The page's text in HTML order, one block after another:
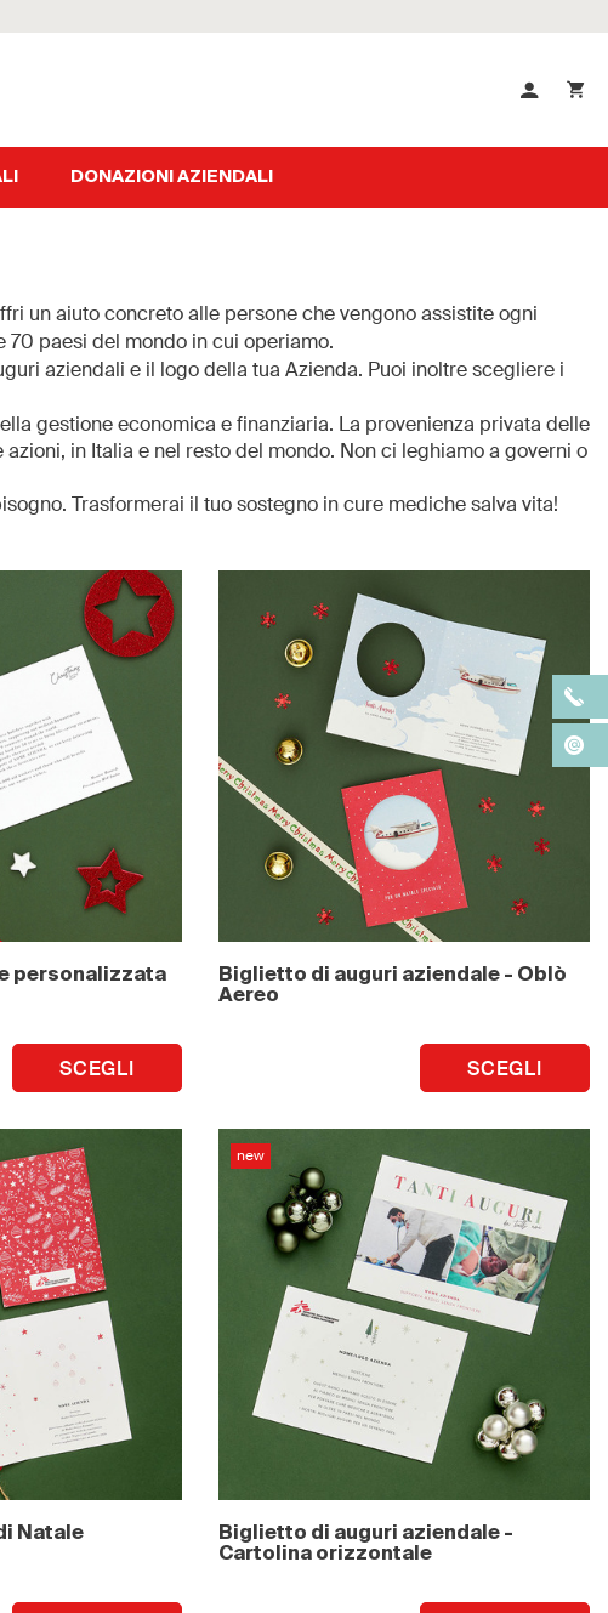
DONAZIONI AZIENDALI
un aiuto concreto alle persone che vengono assistite ogni
70 paesi del mondo in cui operiamo.
aziendali e il logo della tua Azienda. Puoi inoltre scegliere i
gestione economica e finanziaria. La provenienza privata delle
in Italia e nel resto del mondo. Non ci leghiamo a governi o
Trasformerai il tuo sostegno in cure mediche salva vita!
personalizzata
SCEGLI
Biglietto di auguri aziendale - Oblò
Aereo
SCEGLI
Natale
new
Biglietto di auguri aziendale -
Cartolina orizzontale